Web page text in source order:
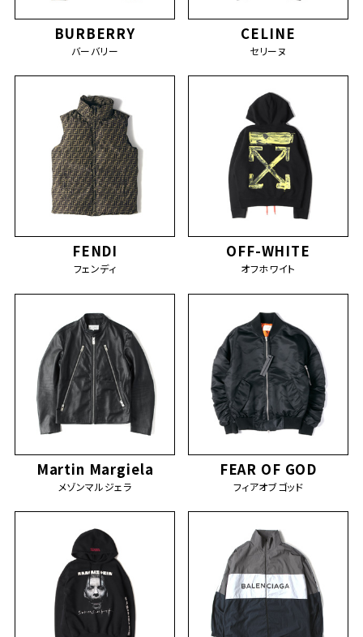
BURBERRY
バーバリー
CELINE
セリーヌ
FENDI
フェンディ
OFF-WHITE
オフホワイト
Martin Margiela
メゾンマルジェラ
FEAR OF GOD
フィアオブゴッド